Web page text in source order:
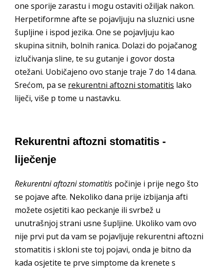
one sporije zarastu i mogu ostaviti ožiljak nakon.
Herpetiformne afte se pojavljuju na sluznici usne
šupljine i ispod jezika. One se pojavljuju kao
skupina sitnih, bolnih ranica. Dolazi do pojačanog
izlučivanja sline, te su gutanje i govor dosta
otežani. Uobičajeno ovo stanje traje 7 do 14 dana.
Srećom, pa se rekurentni aftozni stomatitis lako
liječi, više p tome u nastavku.
Rekurentni aftozni stomatitis -
liječenje
Rekurentni aftozni stomatitis počinje i prije nego što
se pojave afte. Nekoliko dana prije izbijanja afti
možete osjetiti kao peckanje ili svrbež u
unutrašnjoj strani usne šupljine. Ukoliko vam ovo
nije prvi put da vam se pojavljuje rekurentni aftozni
stomatitis i skloni ste toj pojavi, onda je bitno da
kada osjetite te prve simptome da krenete s